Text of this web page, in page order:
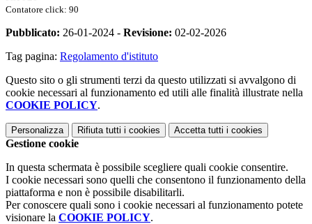
Contatore click: 90
Pubblicato: 26-01-2024 - Revisione: 02-02-2026
Tag pagina: Regolamento d'istituto
Questo sito o gli strumenti terzi da questo utilizzati si avvalgono di
cookie necessari al funzionamento ed utili alle finalità illustrate nella
COOKIE POLICY.
Personalizza Rifiuta tutti i cookies Accetta tutti i cookies
Gestione cookie
In questa schermata è possibile scegliere quali cookie consentire.
I cookie necessari sono quelli che consentono il funzionamento della
piattaforma e non è possibile disabilitarli.
Per conoscere quali sono i cookie necessari al funzionamento potete
visionare la COOKIE POLICY.